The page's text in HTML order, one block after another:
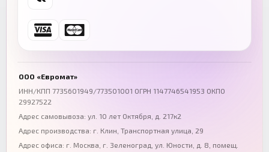
Ростов-на-Дону
+7 (863) 333-50-75
Волгоград
+7 (844) 261-36-12
Омск
ООО «Евромат»
ИНН/КПП 7735601949/773501001 ОГРН 1147746541953 ОКПО
29927522
Адрес самовывоза: ул. 10 лет Октября, д. 217к2
Адрес производства: г. Клин, Транспортная улица, 29
Адрес офиса: г. Москва, г. Зеленоград ул. Юности, д. 8, помещ.